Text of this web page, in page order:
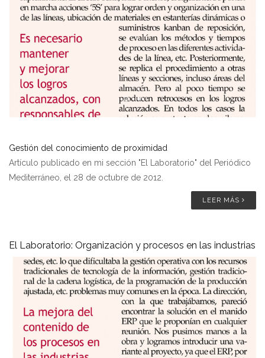
Gestión del conocimiento de proximidad
Artículo publicado en mi sección "El Laboratorio" del Periódico
Mediterráneo, el 28 de octubre de 2012.
LEER MÁS
El Laboratorio: Organización y procesos en las industrias